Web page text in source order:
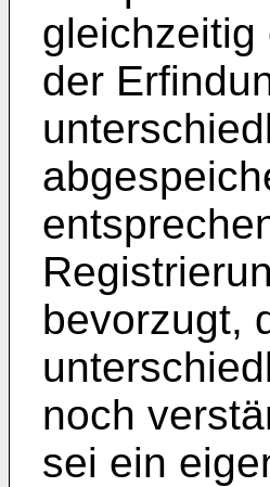
gleichzeitig
der
bevorzugt,
noch
sei ein